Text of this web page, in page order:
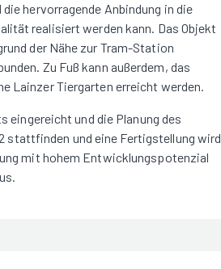
hervorragende Anbindung in die
realisiert werden kann. Das Objekt
der Nähe zur Tram-Station
Zu Fuß kann außerdem, das
Lainzer Tiergarten erreicht werden.
eingereicht und die Planung des
stattfinden und eine Fertigstellung wird
mit hohem Entwicklungspotenzial